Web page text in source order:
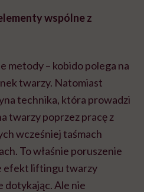
wspólne z
metody – kobido polega na
twarzy. Natomiast
technika, która prowadzi
twarzy poprzez pracę z
wcześniej taśmach
To właśnie poruszenie
efekt liftingu twarzy
dotykając. Ale nie